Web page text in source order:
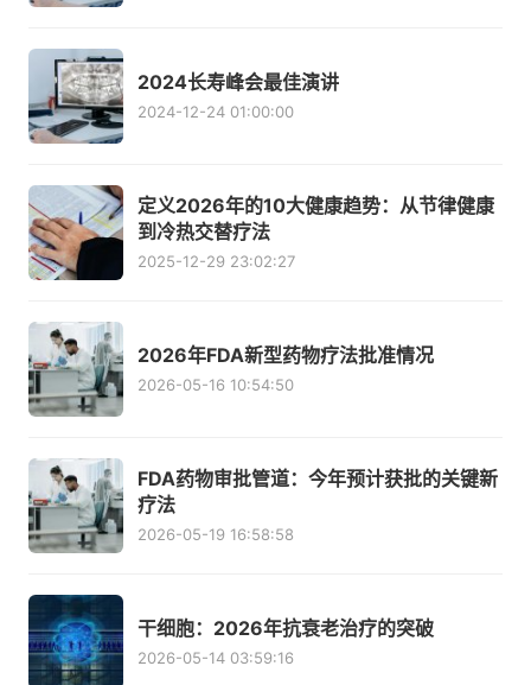
2024长寿峰会最佳演讲
2024-12-24 01:00:00
定义2026年的10大健康趋势：从节律健康
到冷热交替疗法
2025-12-29 23:02:27
2026年FDA新型药物疗法批准情况
2026-05-16 10:54:50
FDA药物审批管道：今年预计获批的关键新
疗法
2026-05-19 16:58:58
干细胞：2026年抗衰老治疗的突破
2026-05-14 03:59:16